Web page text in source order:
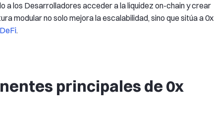
a los Desarrolladores acceder a la liquidez on-chain y crear
modular no solo mejora la escalabilidad, sino que sitúa a 0x
.
principales de 0x